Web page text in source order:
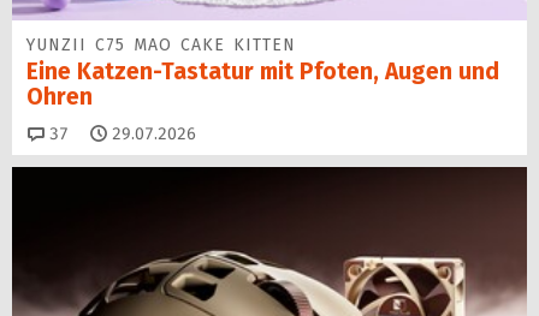
YUNZII C75 MAO CAKE KITTEN
Eine Katzen-Tastatur mit Pfoten, Augen und
Ohren
37 Kommentare
29.07.2026